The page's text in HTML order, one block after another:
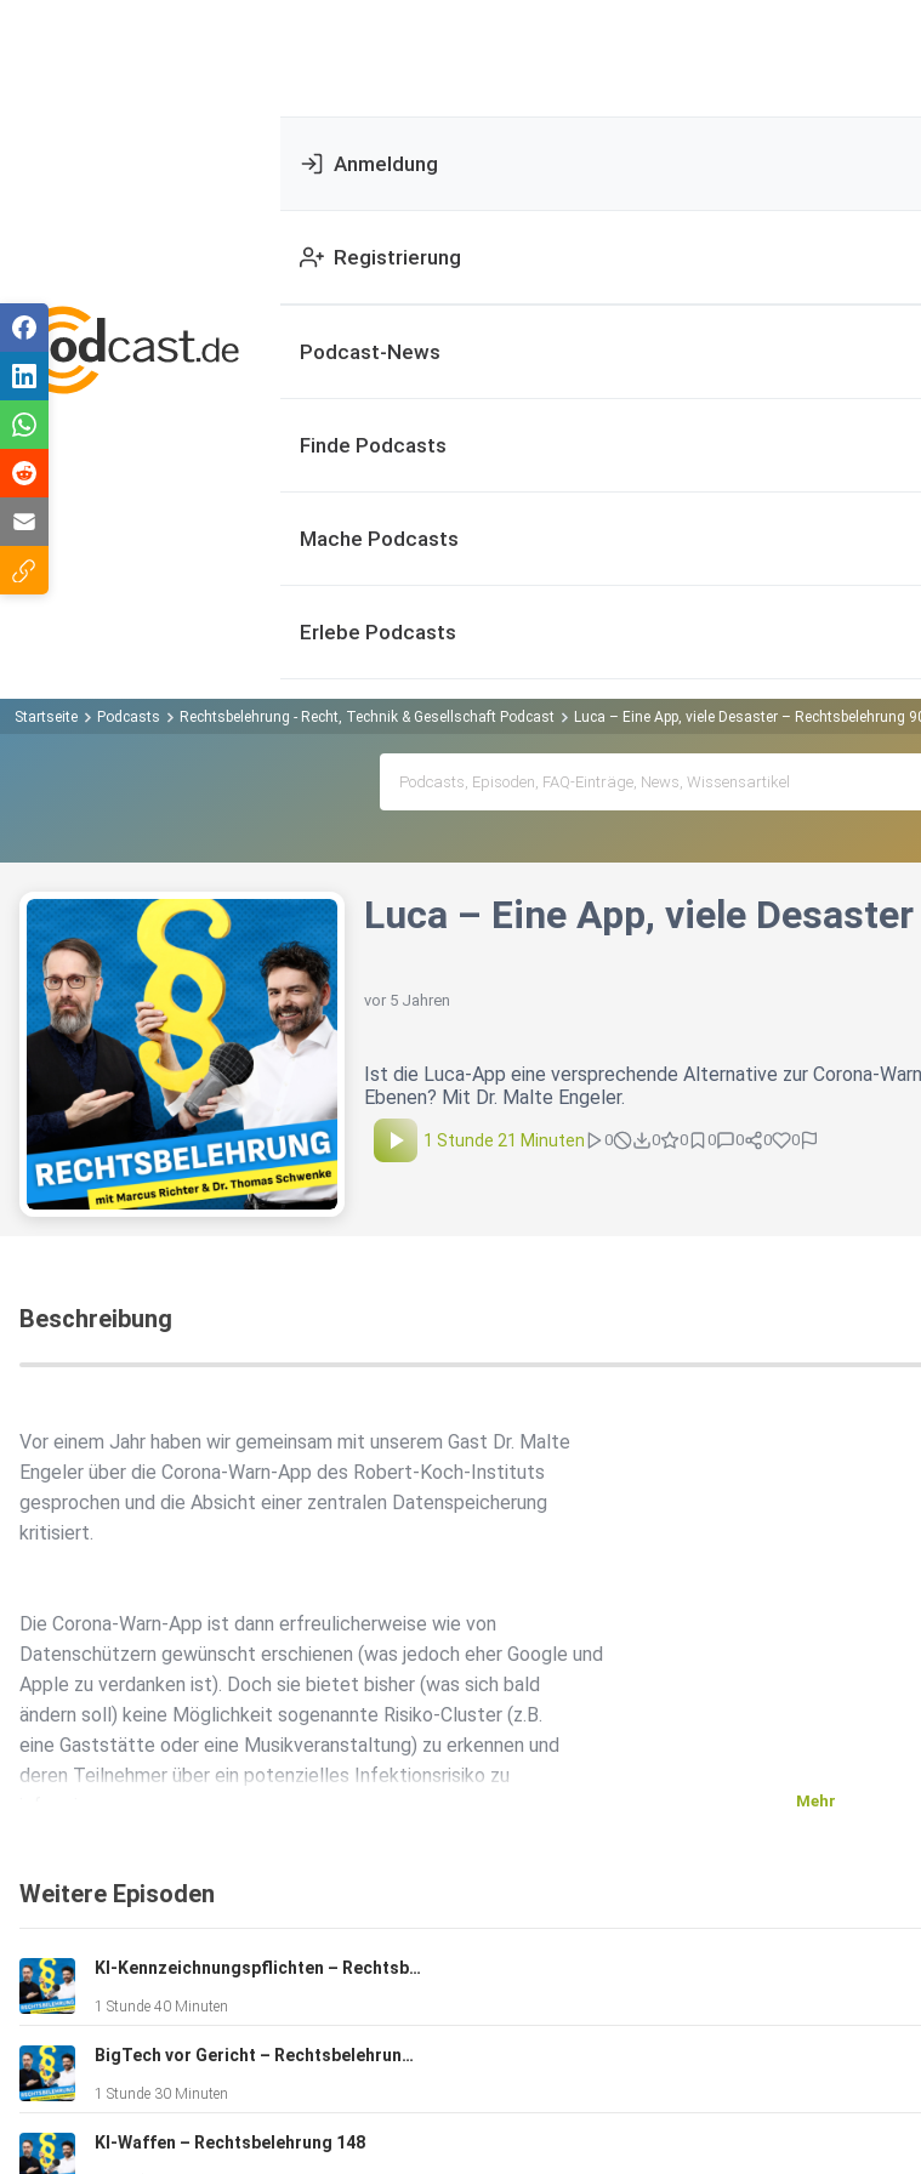
Anmeldung
Registrierung
Podcast-News
Finde Podcasts
Mache Podcasts
Erlebe Podcasts
Startseite Podcasts Rechtsbelehrung - Recht, Technik & Gesellschaft Podcast Luca – Eine App, viele Desaster – Rechtsbelehrung
Luca – Eine App, viele
vor 5 Jahren
Ist die Luca-App eine versprechende Alternative zur Corona-
Ebenen? Mit Dr. Malte Engeler.
1 Stunde 21 Minuten 0 0 0 0 0 0 0
Beschreibung
Vor einem Jahr haben wir gemeinsam mit unserem Gast Dr. Malte
Engeler über die Corona-Warn-App des Robert-Koch-Instituts
gesprochen und die Absicht einer zentralen Datenspeicherung
kritisiert.
Die Corona-Warn-App ist dann erfreulicherweise wie von
Datenschützern gewünscht erschienen (was jedoch eher Google und
Apple zu verdanken ist). Doch sie bietet bisher (was sich bald
ändern soll) keine Möglichkeit sogenannte Risiko-Cluster (z.B.
eine Gaststätte oder eine Musikveranstaltung) zu erkennen und
deren Teilnehmer über ein potenzielles Infektionsrisiko zu
Diese Funktionen verspricht die Luca-App, welche von einem
mittelbar beteiligten) Musiker Smudo öffentlich angepriesen wird.
Dabei hat die Luca-App so viel Erfolg, dass bereits zwölf
Bundesländer Lizenzen zu ihrer Nutzung erworben haben und auf die
zukommen werden.
Mehr
Weitere Episoden
KI-Kennzeichnungspflichten – Rechtsbelehrung 150
1 Stunde 40 Minuten
BigTech vor Gericht – Rechtsbelehrung 149
1 Stunde 30 Minuten
KI-Waffen – Rechtsbelehrung 148